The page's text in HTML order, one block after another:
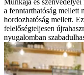
a fenntarthatóság mellett
hordozhatóság mellett.
felelőségteljesen
nyugalomban